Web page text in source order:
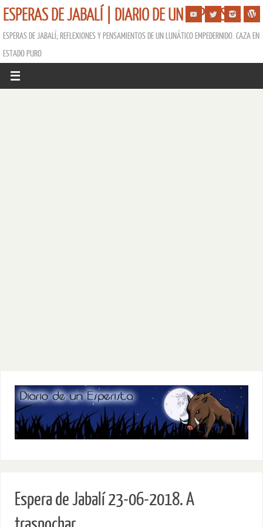
ESPERAS DE JABALÍ | DIARIO DE UN ESPERISTA
ESPERAS DE JABALÍ; REFLEXIONES Y PENSAMIENTOS DE UN LUNÁTICO EMPEDERNIDO. CAZA EN
ESTADO PURO
Espera de Jabalí 23-06-2018. A